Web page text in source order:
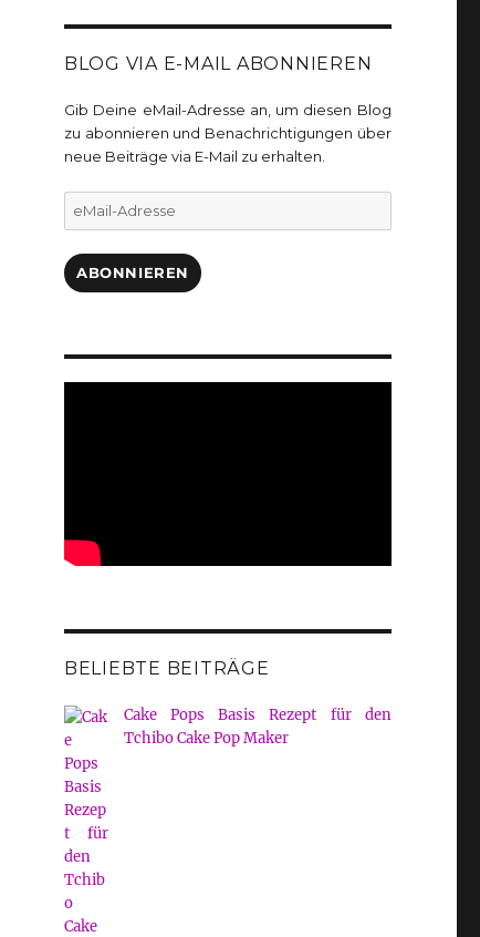
BLOG VIA E-MAIL ABONNIEREN
Gib Deine eMail-Adresse an, um diesen Blog
zu abonnieren und Benachrichtigungen über
neue Beiträge via E-Mail zu erhalten.
eMail-
ABONNIEREN
BELIEBTE BEITRÄGE
Cake Pops Basis Rezept für den
Tchibo Cake Pop Maker